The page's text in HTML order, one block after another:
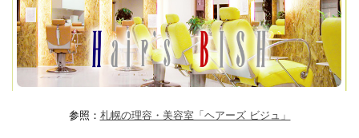
参照： 札幌の理容・美容室「ヘアーズ ビジュ」